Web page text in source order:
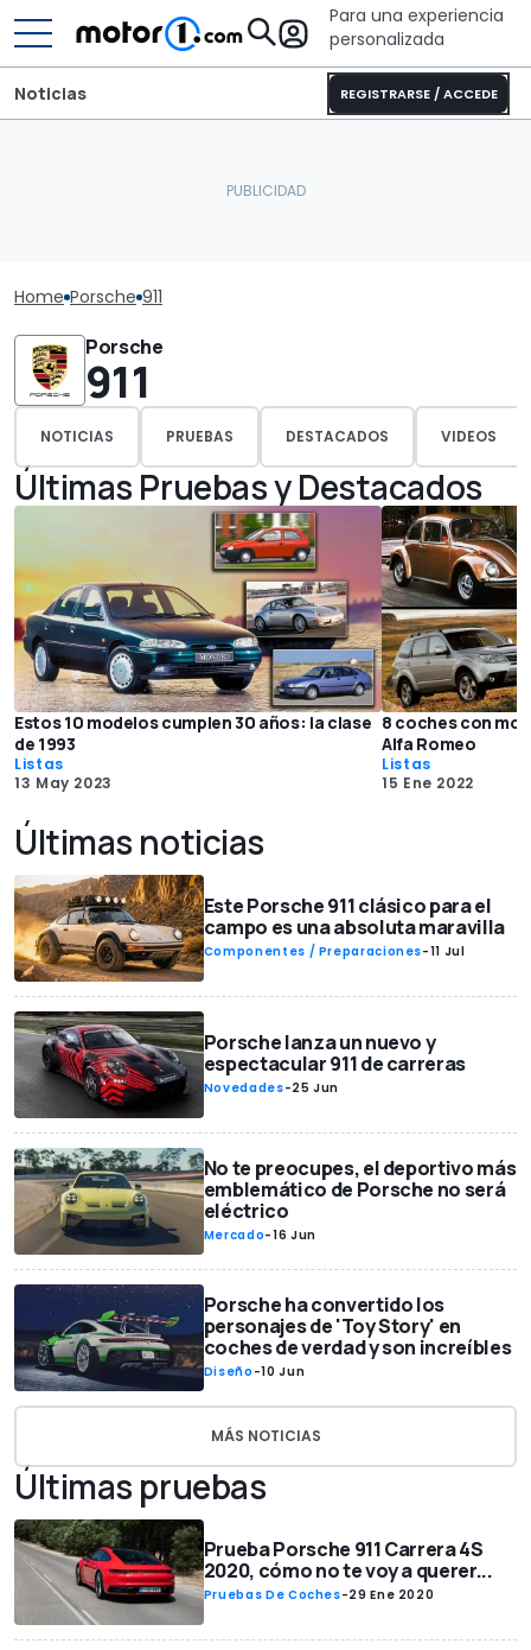
Para una experiencia
personalizada
REGISTRARSE / ACCEDE
Noticias
Home Porsche 911
Porsche
911
NOTICIAS PRUEBAS DESTACADOS VIDEOS
Últimas Pruebas y Destacados
Estos 10 modelos cumplen 30 años: la clase
de 1993
Listas
13 May 2023
8 coches con
Alfa Romeo
Listas
15 Ene 2022
Últimas noticias
Este Porsche 911 clásico para el
campo es una absoluta maravilla
Componentes / Preparaciones-11 Jul
Porsche lanza un nuevo y
espectacular 911 de carreras
Novedades-25 Jun
No te preocupes, el deportivo más
emblemático de Porsche no será
eléctrico
Mercado-16 Jun
Porsche ha convertido los
personajes de 'Toy Story' en
coches de verdad y son increíbles
Diseño -10 Jun
MÁS NOTICIAS
Últimas pruebas
Prueba Porsche 911 Carrera 4S
2020, cómo no te voy a querer...
Pruebas De Coches-29 Ene 2020